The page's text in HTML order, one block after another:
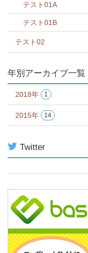
テスト01A
テスト01B
テスト02
年別アーカイブ一覧
2018年 1
2015年 14
Twitter